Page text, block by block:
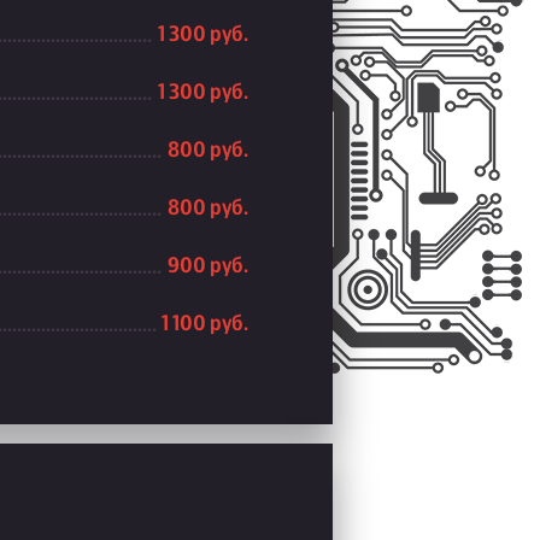
1 300 руб.
1 300 руб.
800 руб.
800 руб.
900 руб.
1 100 руб.